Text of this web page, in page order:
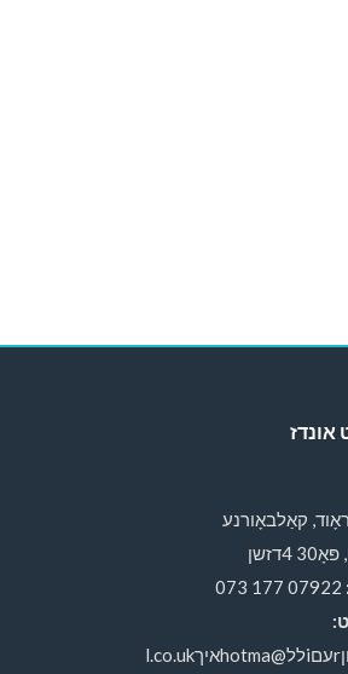
קאַלבאָורנע
4דזשן